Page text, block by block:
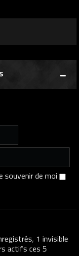
souvenir de moi
1 invisible
actifs ces 5